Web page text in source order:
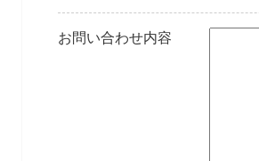
お問い合わせ内容